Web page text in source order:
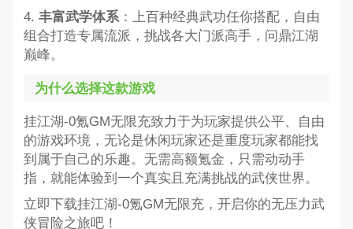
4. 丰富武学体系：上百种经典武功任你搭配，自由
组合打造专属流派，挑战各大门派高手，问鼎江湖
巅峰。
为什么选择这款游戏
挂江湖-0氪GM无限充致力于为玩家提供公平、自由
的游戏环境，无论是休闲玩家还是重度玩家都能找
到属于自己的乐趣。无需高额氪金，只需动动手
指，就能体验到一个真实且充满挑战的武侠世界。
立即下载挂江湖-0氪GM无限充，开启你的无压力武
侠冒险之旅吧！